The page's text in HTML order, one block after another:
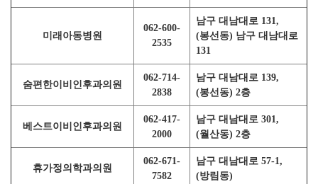
미래아동병원
062-600-
2535
남구 대남대로 131,
(봉선동) 남구 대남대로
131
숨편한이비인후과의원
062-714-
2838
남구 대남대로 139,
(봉선동) 2층
베스트이비인후과의원
062-417-
2000
남구 대남대로 301,
(월산동) 2층
휴가정의학과의원
062-671-
7582
남구 대남대로 57-1,
(방림동)